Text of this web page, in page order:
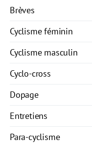
Brèves
Cyclisme féminin
Cyclisme masculin
Cyclo-cross
Dopage
Entretiens
Para-cyclisme